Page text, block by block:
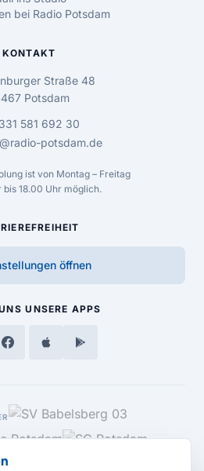
bei Radio Potsdam
KONTAKT
Straße 48
Potsdam
581 692 30
potsdam.de
ist von Montag – Freitag
18.00 Uhr möglich.
öffnen
UNSERE APPS